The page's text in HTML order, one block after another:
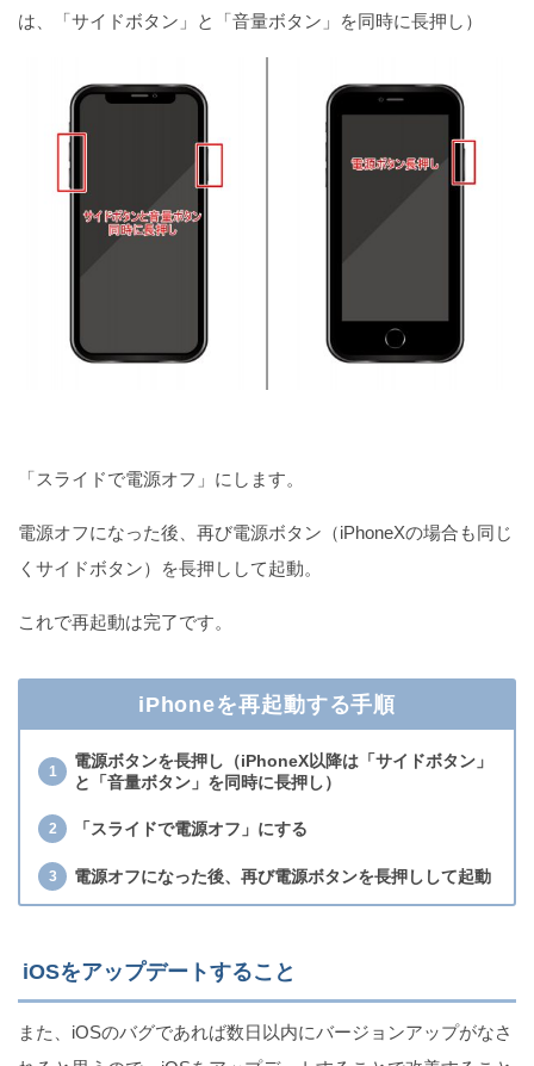
は、「サイドボタン」と「音量ボタン」を同時に長押し）
「スライドで電源オフ」にします。
電源オフになった後、再び電源ボタン（iPhoneXの場合も同じ
くサイドボタン）を長押しして起動。
これで再起動は完了です。
iPhoneを再起動する手順
電源ボタンを長押し（iPhoneX以降は「サイドボタン」
と「音量ボタン」を同時に長押し）
「スライドで電源オフ」にする
電源オフになった後、再び電源ボタンを長押しして起動
iOSをアップデートすること
また、iOSのバグであれば数日以内にバージョンアップがなさ